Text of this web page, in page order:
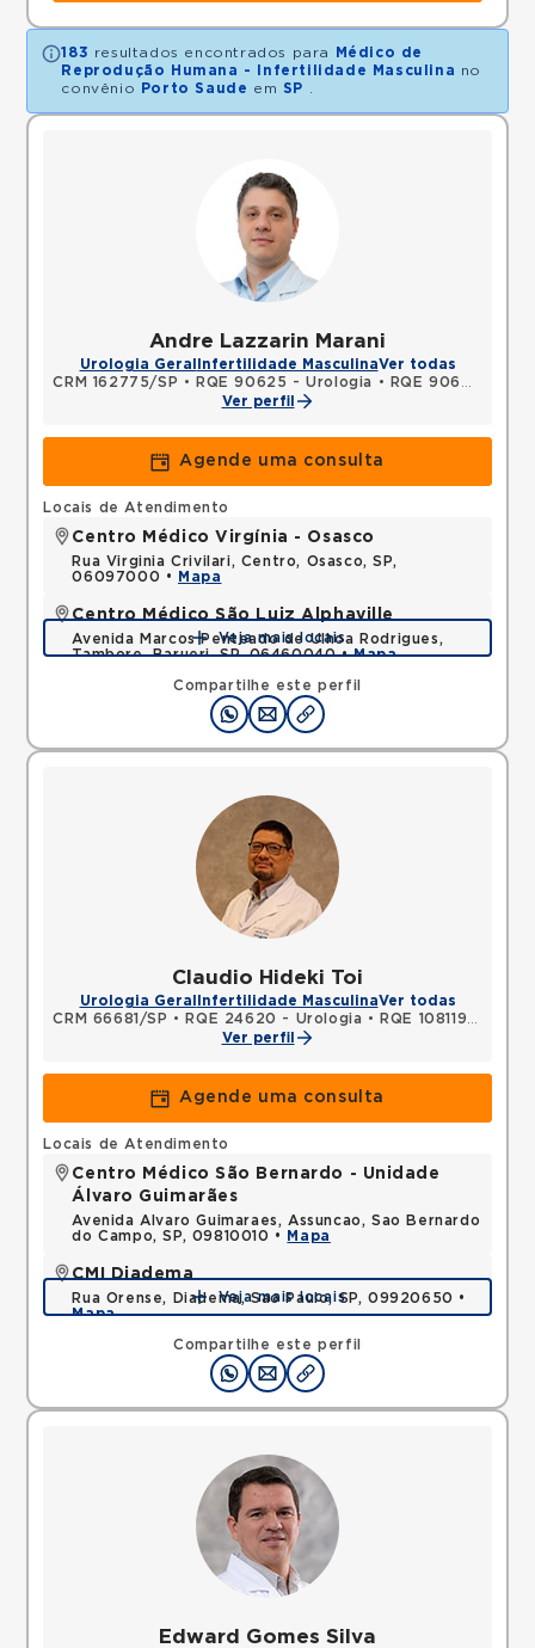
183 resultados encontrados para
Médico de
Reprodução Humana - Infertilidade Masculina no
convênio
Porto Saude em SP
Andre Lazzarin Marani
Urologia Geral Infertilidade MasculinaVer todas
CRM 162775/SP • RQE 90625 - Urologia •
RQE 90626 - Cirurgia geral
Ver perfil
Agende uma consulta
Compartilhe este perfil
Locais de Atendimento
Centro Médico Virgínia - Osasco
Rua Virginia Crivilari, Centro, Osasco, SP,
06097000 •
Mapa
Centro Médico São Luiz Alphaville
Avenida Marcos Penteado de Ulhoa Rodrigues,
Tambore, Barueri, SP, 06460040 •Mapa
Veja mais locais
Claudio Hideki Toi
Urologia Geral Infertilidade MasculinaVer todas
CRM 66681/SP • RQE 24620 - Urologia •
RQE 108119 - Cirurgia geral
Ver perfil
Agende uma consulta
Compartilhe este perfil
Locais de Atendimento
Centro Médico São Bernardo - Unidade
Álvaro Guimarães
Avenida Alvaro Guimaraes, Assuncao, Sao Bernardo
do Campo, SP, 09810010 •
Mapa
CMI Diadema
Rua Orense, Diadema, Sao Paulo, SP, 09920650 •
Mapa
Veja mais locais
Edward Gomes Silva